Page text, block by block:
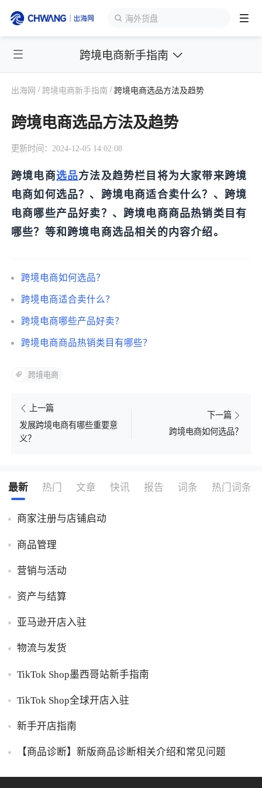
海外货盘
跨境展会
出海服务
出海资讯
跨境报告
出海导航
跨境电商新手指南
出海网 / 跨境电商新手指南 / 跨境电商选品方法及趋势
跨境电商选品方法及趋势
更新时间：2024-12-05 14:02:08
跨境电商选品方法及趋势栏目将为大家带来跨境
电商如何选品？、跨境电商适合卖什么？、跨境
电商哪些产品好卖？、跨境电商商品热销类目有
哪些？等和跨境电商选品相关的内容介绍。
跨境电商如何选品？
跨境电商适合卖什么？
跨境电商哪些产品好卖？
跨境电商商品热销类目有哪些？
跨境电商
上一篇
发展跨境电商有哪些重要意
义？
下一篇
跨境电商如何选品？
最新 热门 文章 快讯 报告 词条 热门词条
商家注册与店铺启动
商品管理
营销与活动
资产与结算
亚马逊开店入驻
物流与发货
TikTok Shop墨西哥站新手指南
TikTok Shop全球开店入驻
新手开店指南
【商品诊断】新版商品诊断相关介绍和常见问题